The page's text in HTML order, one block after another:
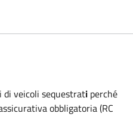
veicoli sequestrati perché
obbligatoria (RC